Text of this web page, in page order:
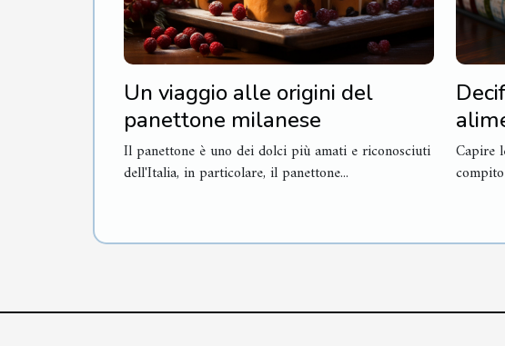
Un viaggio alle origini del
panettone milanese
Il panettone è uno dei dolci più amati e riconosciuti
dell'Italia, in particolare, il panettone...
Capire